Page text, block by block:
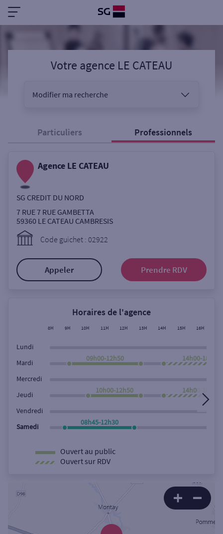
Votre agence LE CATEAU
Modifier ma recherche
Sélectionnez votre recherche
Ouverte le samedi
ou
Rue
Rechercher
Particuliers Professionnels
Agence LE CATEAU
SG CREDIT DU NORD
7 RUE 7 RUE GAMBETTA
59360 LE CATEAU CAMBRESIS
Code guichet : 02922
Appeler Prendre RDV
Horaires de l'agence
8H 9H 10H 11H 12H 13H 14H 15H 16H
Lundi
Mardi
09h00-12h50 14h00-18h00
Mercredi
Jeudi
10h00-12h50 14h00-18h00
Vendredi
Samedi
08h45-12h30
Ouvert au public
Ouvert sur RDV